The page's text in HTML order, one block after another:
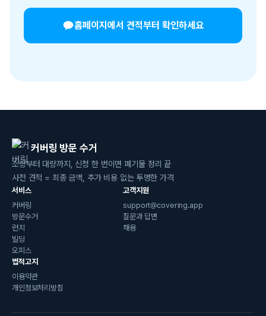
홈페이지에서 견적부터 확인하세요
커버링 방문 수거
소량부터 대량까지, 신청 한 번이면 폐기물 정리 끝
사전 견적 = 최종 금액, 추가 비용 없는 투명한 가격
서비스
커버링
방문수거
런치
빌딩
오피스
고객지원
support@covering.app
질문과 답변
채용
법적고지
이용약관
개인정보처리방침